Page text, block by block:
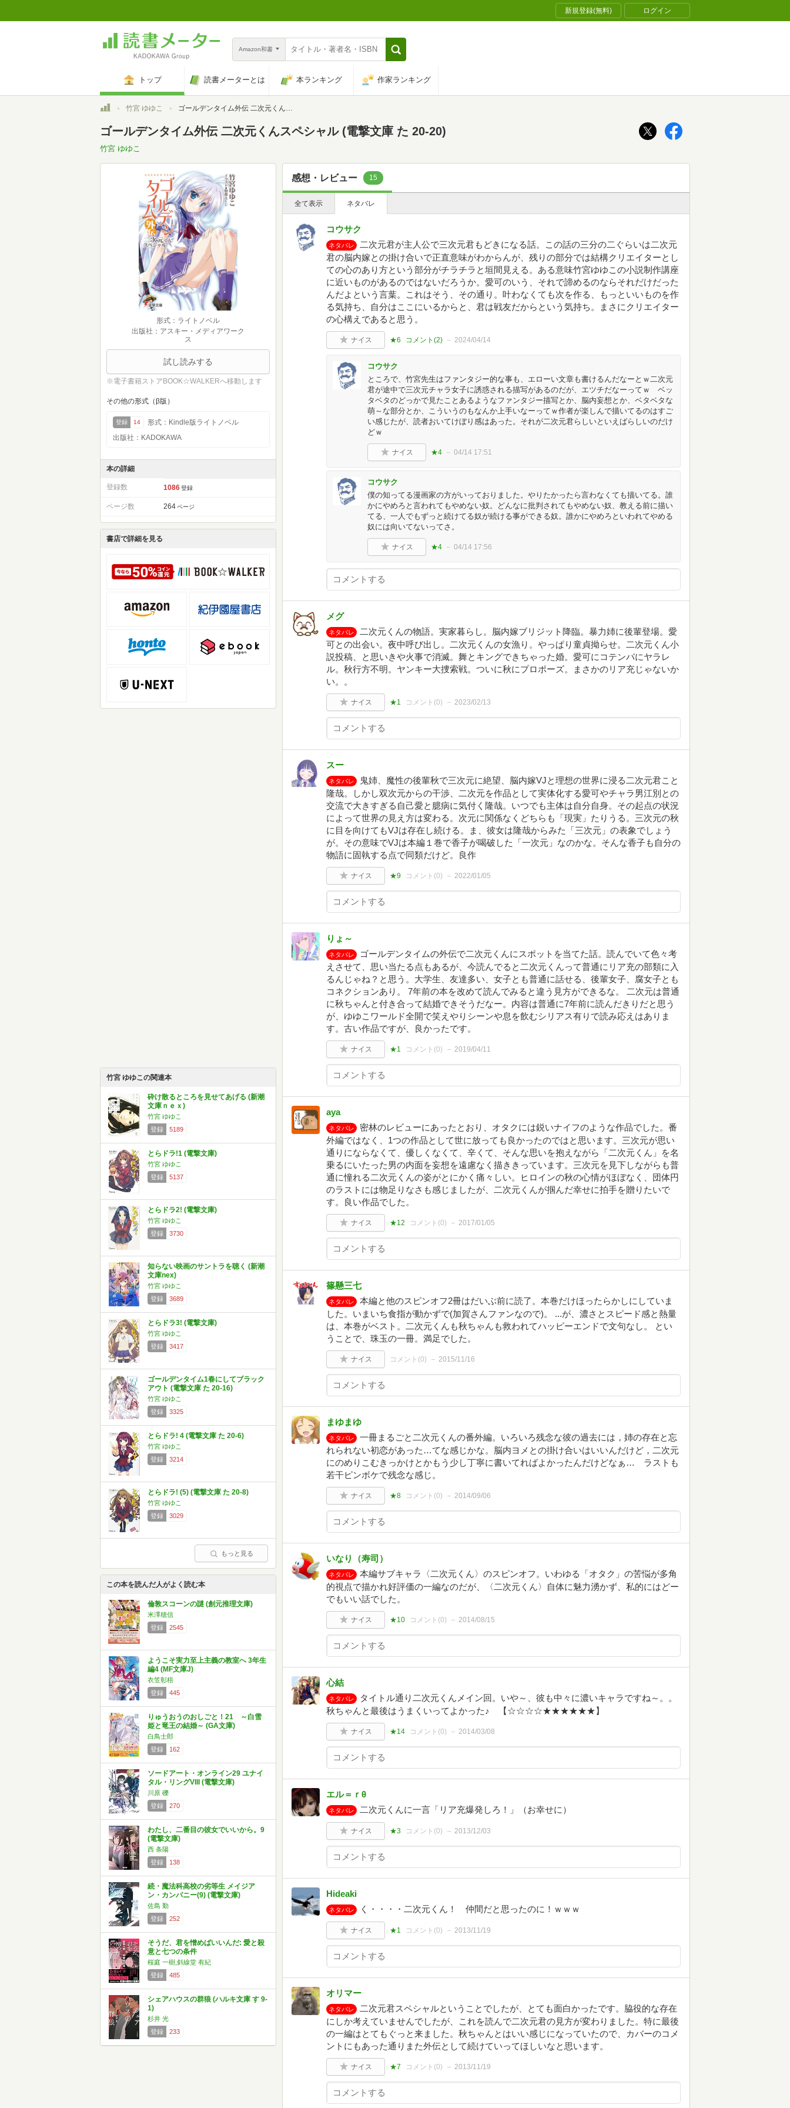
新規登録(無料) ログイン
Amazon和書
トップ 読書メーターとは 本ランキング 作家ランキング
トップ竹宮 ゆゆこ ゴールデンタイム外伝 二次元くんスペシャル (電撃文庫 た 20-20)
ゴールデンタイム外伝 二次元くんスペシャル (電撃文庫 た 20-20)
竹宮 ゆゆこ
形式：ライトノベル
出版社：アスキー・メディアワーク
ス
試し読みする
※電子書籍ストアBOOK☆WALKERへ移動します
その他の形式（β版）
登録 14
形式：Kindle版ライトノベル
出版社：KADOKAWA
本の詳細
登録数 1086 登録
ページ数 264 ページ
書店で詳細を見る
竹宮 ゆゆこの関連本
砕け散るところを見せてあげる (新潮
文庫ｎｅｘ)
竹宮 ゆゆこ
登録
5189
とらドラ!1 (電撃文庫)
竹宮 ゆゆこ
登録
5137
とらドラ2! (電撃文庫)
竹宮 ゆゆこ
登録
3730
知らない映画のサントラを聴く (新潮
文庫nex)
竹宮 ゆゆこ
登録
3689
とらドラ3! (電撃文庫)
竹宮 ゆゆこ
登録
3417
ゴールデンタイム1春にしてブラック
アウト (電撃文庫 た 20-16)
竹宮 ゆゆこ
登録
3325
とらドラ! 4 (電撃文庫 た 20-6)
竹宮 ゆゆこ
登録
3214
とらドラ! (5) (電撃文庫 た 20-8)
竹宮 ゆゆこ
登録
3029
もっと見る
この本を読んだ人がよく読む本
倫敦スコーンの謎 (創元推理文庫)
米澤穂信
登録
2545
ようこそ実力至上主義の教室へ 3年生
編4 (MF文庫J)
衣笠彰梧
登録
445
りゅうおうのおしごと！21 ～白雪
姫と竜王の結婚～ (GA文庫)
白鳥士郎
登録
162
ソードアート・オンライン29 ユナイ
タル・リングVIII (電撃文庫)
川原 礫
登録
270
わたし、二番目の彼女でいいから。9
(電撃文庫)
西 条陽
登録
138
続・魔法科高校の劣等生 メイジア
ン・カンパニー(9) (電撃文庫)
佐島 勤
登録
252
そうだ、君を憎めばいいんだ: 愛と殺
意と七つの条件
桜庭 一樹,斜線堂 有紀
登録
485
シェアハウスの群狼 (ハルキ文庫 す 9-
1)
杉井 光
登録
233
感想・レビュー 15
全て表示 ネタバレ
コウサク
ネタバレ
二次元君が主人公で三次元君もどきになる話。この話の三分の二ぐらいは二次元
君の脳内嫁との掛け合いで正直意味がわからんが、残りの部分では結構クリエイターとし
ての心のあり方という部分がチラチラと垣間見える。ある意味竹宮ゆゆこの小説制作講座
に近いものがあるのではないだろうか。愛可のいう、それで諦めるのならそれだけだった
んだよという言葉。これはそう、その通り。叶わなくても次を作る、もっといいものを作
る気持ち、自分はここにいるからと、君は戦友だからという気持ち。まさにクリエイター
の心構えであると思う。
ナイス ★6 コメント(2) 2024/04/14
コウサク
ところで、竹宮先生はファンタジー的な事も、エローい文章も書けるんだなーとｗ二次元
君が途中で三次元チャラ女子に誘惑される描写があるのだが、エツチだなーってｗ ベッ
タベタのどっかで見たことあるようなファンタジー描写とか、脳内妄想とか、ベタベタな
萌～な部分とか、こういうのもなんか上手いなーってｗ作者が楽しんで描いてるのはすご
い感じたが、読者おいてけぼり感はあった。それが二次元君らしいといえばらしいのだけ
どｗ
ナイス ★4 04/14 17:51
コウサク
僕の知ってる漫画家の方がいっておりました。やりたかったら言わなくても描いてる。誰
かにやめろと言われてもやめない奴。どんなに批判されてもやめない奴、教える前に描い
てる、一人でもずっと続けてる奴が続ける事ができる奴。誰かにやめろといわれてやめる
奴には向いてないってさ。
ナイス ★4 04/14 17:56
メグ
ネタバレ
二次元くんの物語。実家暮らし。脳内嫁ブリジット降臨。暴力姉に後輩登場。愛
可との出会い。夜中呼び出し。二次元くんの女漁り。やっぱり童貞拗らせ。二次元くん小
説投稿、と思いきや火事で消滅。舞とキングできちゃった婚。愛可にコテンパにヤラレ
ル。秋行方不明。ヤンキー大捜索戦。ついに秋にプロポーズ。まさかのリア充じゃないか
い。。
ナイス ★1 コメント(0) 2023/02/13
スー
ネタバレ
鬼姉、魔性の後輩秋で三次元に絶望、脳内嫁VJと理想の世界に浸る二次元君こと
隆哉。しかし双次元からの干渉、二次元を作品として実体化する愛可やチャラ男江別との
交流で大きすぎる自己愛と臆病に気付く隆哉。いつでも主体は自分自身。その起点の状況
によって世界の見え方は変わる。次元に関係なくどちらも「現実」たりうる。三次元の秋
に目を向けてもVJは存在し続ける。ま、彼女は隆哉からみた「三次元」の表象でしょう
が。その意味でVJは本編１巻で香子が喝破した「一次元」なのかな。そんな香子も自分の
物語に固執する点で同類だけど。良作
ナイス ★9 コメント(0) 2022/01/05
りょ～
ネタバレ
ゴールデンタイムの外伝で二次元くんにスポットを当てた話。読んでいて色々考
えさせて、思い当たる点もあるが、今読んでると二次元くんって普通にリア充の部類に入
るんじゃね？と思う。大学生、友達多い、女子とも普通に話せる、後輩女子、腐女子とも
コネクションあり。 7年前の本を改めて読んでみると違う見方ができるな。 二次元は普通
に秋ちゃんと付き合って結婚できそうだなー。内容は普通に7年前に読んだきりだと思う
が、ゆゆこワールド全開で笑えやりシーンや息を飲むシリアス有りで読み応えはありま
す。古い作品ですが、良かったです。
ナイス ★1 コメント(0) 2019/04/11
aya
ネタバレ
密林のレビューにあったとおり、オタクには鋭いナイフのような作品でした。番
外編ではなく、1つの作品として世に放っても良かったのではと思います。三次元が思い
通りにならなくて、優しくなくて、辛くて、そんな思いを抱えながら「二次元くん」を名
乗るにいたった男の内面を妄想を遠慮なく描ききっています。三次元を見下しながらも普
通に憧れる二次元くんの姿がとにかく痛々しい。ヒロインの秋の心情がほぼなく、団体円
のラストには物足りなさも感じましたが、二次元くんが掴んだ幸せに拍手を贈りたいで
す。良い作品でした。
ナイス ★12 コメント(0) 2017/01/05
篠懸三七
ネタバレ
本編と他のスピンオフ2冊はだいぶ前に読了。本巻だけほったらかしにしていま
した。いまいち食指が動かずで(加賀さんファンなので)。 ...が、濃さとスピード感と熱量
は、本巻がベスト。二次元くんも秋ちゃんも救われてハッピーエンドで文句なし。 とい
うことで、珠玉の一冊。満足でした。
ナイス コメント(0) 2015/11/16
まゆまゆ
ネタバレ
一冊まるごと二次元くんの番外編。いろいろ残念な彼の過去には，姉の存在と忘
れられない初恋があった…てな感じかな。脳内ヨメとの掛け合いはいいんだけど，二次元
にのめりこむきっかけとかもう少し丁寧に書いてればよかったんだけどなぁ… ラストも
若干ピンボケで残念な感じ。
ナイス ★8 コメント(0) 2014/09/06
いなり（寿司）
ネタバレ
本編サブキャラ〈二次元くん〉のスピンオフ。いわゆる「オタク」の苦悩が多角
的視点で描かれ好評価の一編なのだが、〈二次元くん〉自体に魅力湧かず、私的にはどー
でもいい話でした。
ナイス ★10 コメント(0) 2014/08/15
心結
ネタバレ
タイトル通り二次元くんメイン回。いや～、彼も中々に濃いキャラですね～。。
秋ちゃんと最後はうまくいってよかった♪ 【☆☆☆☆★★★★★★】
ナイス ★14 コメント(0) 2014/03/08
エル＝ｒθ
ネタバレ 二次元くんに一言「リア充爆発しろ！」（お幸せに）
ナイス ★3 コメント(0) 2013/12/03
Hideaki
ネタバレ く・・・・二次元くん！ 仲間だと思ったのに！ｗｗｗ
ナイス ★1 コメント(0) 2013/11/19
オリマー
ネタバレ
二次元君スペシャルということでしたが、とても面白かったです。脇役的な存在
にしか考えていませんでしたが、これを読んで二次元君の見方が変わりました。特に最後
の一編はとてもぐっと来ました。秋ちゃんとはいい感じになっていたので、カバーのコメ
ントにもあった通りまた外伝として続けていってほしいなと思います。
ナイス ★7 コメント(0) 2013/11/19